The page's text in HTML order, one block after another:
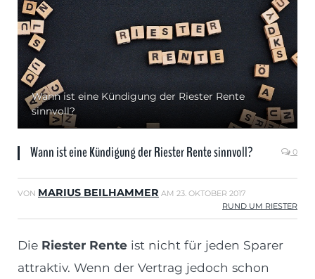
Wann ist eine Kündigung der Riester Rente
sinnvoll?
Wann ist eine Kündigung der Riester Rente sinnvoll? 0
VON MARIUS BEILHAMMER AM 23. OKTOBER 2017
RUND UM RIESTER
Die Riester Rente ist nicht für jeden Sparer
attraktiv. Wenn der Vertrag jedoch schon